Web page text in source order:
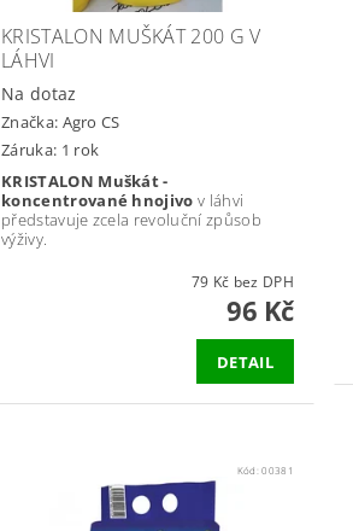
KRISTALON MUŠKÁT 200 G V
LÁHVI
Na dotaz
Značka: Agro CS
Záruka: 1 rok
KRISTALON Muškát -
koncentrované hnojivo v láhvi
představuje zcela revoluční způsob
výživy.
79 Kč bez DPH
96 Kč
DETAIL
Kód:00381